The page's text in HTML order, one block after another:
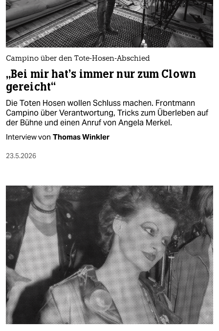
nord
wahrheit
verlag
verlag
veranstaltungen
shop
abo
genossenschaft
epaper login
Campino über den Tote-Hosen-Abschied
„Bei mir hat’s immer nur zum Clown
gereicht“
Die Toten Hosen wollen Schluss machen. Frontmann
Campino über Verantwortung, Tricks zum Überleben auf
der Bühne und einen Anruf von Angela Merkel.
Interview von Thomas Winkler
23.5.2026